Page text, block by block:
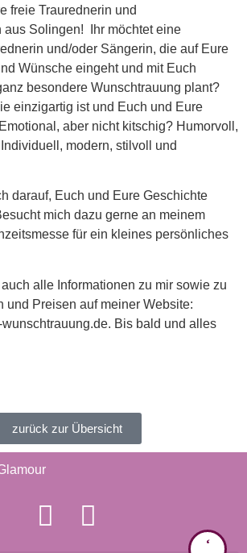
freie Traurednerin und
aus Solingen! ​ Ihr möchtet eine
und/oder Sängerin, die auf Eure
Wünsche eingeht und mit Euch
besondere Wunschtrauung plant?
einzigartig ist und Euch und Eure
aber nicht kitschig? Humorvoll,
modern, stilvoll und
darauf, Euch und Eure Geschichte
mich dazu gerne an meinem
für ein kleines persönliches
alle Informationen zu mir sowie zu
und Preisen auf meiner Website:
wunschtrauung.de. Bis bald und alles
zurück zur Übersicht